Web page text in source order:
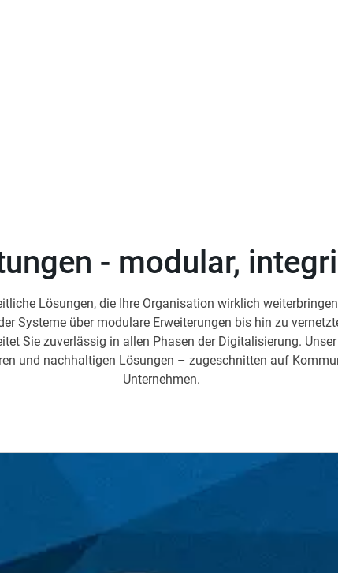
- modular,
Lösungen, die Ihre Organisation wirklich
Systeme über modulare Erweiterungen bis hin zu
Sie zuverlässig in allen Phasen der Digitalisierung.
und nachhaltigen Lösungen – zugeschnitten auf
Unternehmen.